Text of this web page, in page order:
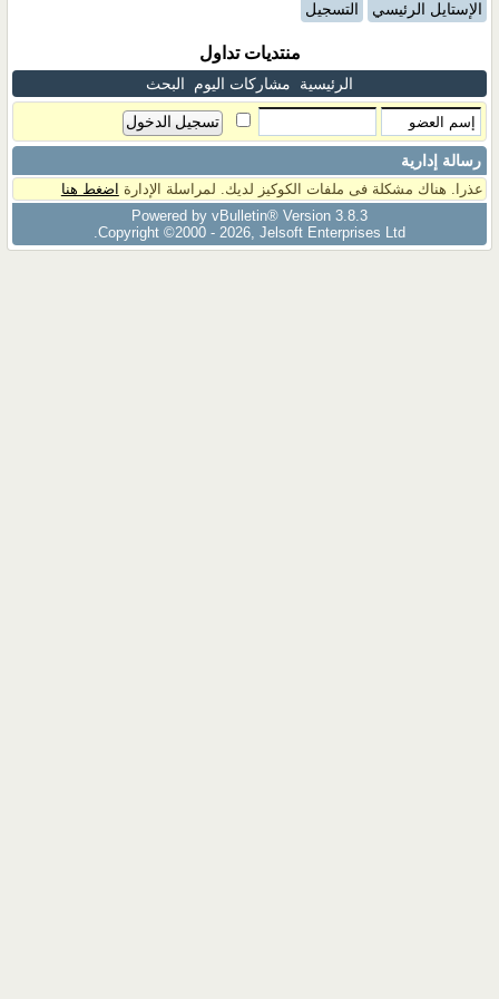
الإستايل الرئيسي التسجيل
منتديات تداول
الرئيسية مشاركات اليوم البحث
رسالة إدارية
عذرا. هناك مشكلة فى ملفات الكوكيز لديك. لمراسلة الإدارة اضغط هنا
Powered by vBulletin® Version 3.8.3
Copyright ©2000 - 2026, Jelsoft Enterprises Ltd.